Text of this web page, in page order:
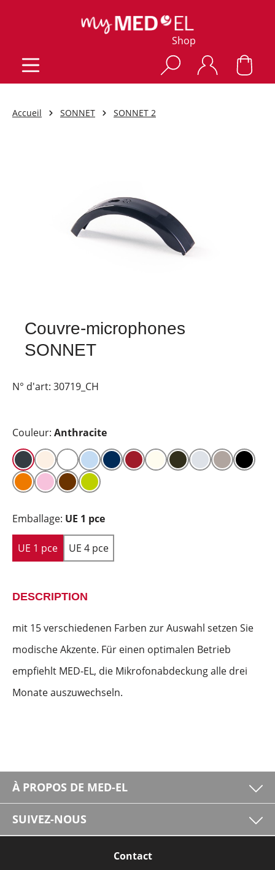
Shop
Accueil SONNET SONNET 2
Couvre-microphones
SONNET
N° d'art: 30719_CH
Couleur: Anthracite
Emballage: UE 1 pce
UE 1 pce UE 4 pce
DESCRIPTION
mit 15 verschiedenen Farben zur Auswahl setzen Sie
modische Akzente. Für einen optimalen Betrieb
empfiehlt MED-EL, die Mikrofonabdeckung alle drei
Monate auszuwechseln.
À PROPOS DE MED-EL
SUIVEZ-NOUS
Contact